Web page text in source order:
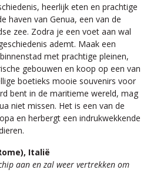
heerlijk eten en prachtige
haven van Genua, een van de
zee. Zodra je een voet aan wal
ademt. Maak een
met prachtige pleinen,
gebouwen en koop op een van
boetieks mooie souvenirs voor
bent in de maritieme wereld, mag
niet missen. Het is een van de
en herbergt een indrukwekkende
Italië
aan en zal weer vertrekken om